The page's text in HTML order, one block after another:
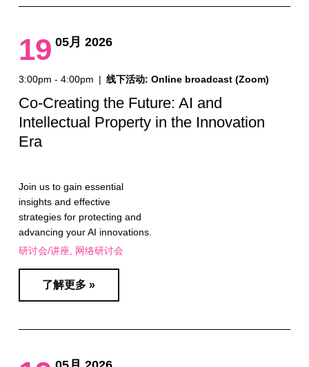
19 05月 2026
3:00pm - 4:00pm | 线下活动: Online broadcast (Zoom)
Co-Creating the Future: AI and
Intellectual Property in the Innovation
Era
Join us to gain essential
insights and effective
strategies for protecting and
advancing your AI innovations.
研讨会/讲座
网络研讨会
了解更多 »